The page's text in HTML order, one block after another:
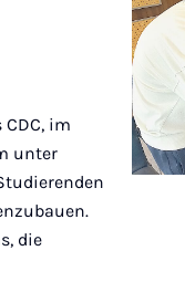
im
unter
die